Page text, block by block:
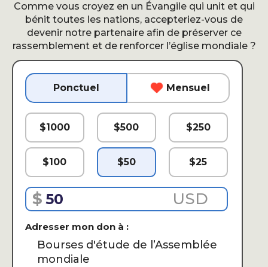
Comme vous croyez en un Évangile qui unit et qui
bénit toutes les nations, accepteriez-vous de
devenir notre partenaire afin de préserver ce
rassemblement et de renforcer l’église mondiale ?
Ponctuel Mensuel
$1000 $500 $250
$100 $50 $25
$ USD
Adresser mon don à :
Bourses d'étude de l’Assemblée
mondiale